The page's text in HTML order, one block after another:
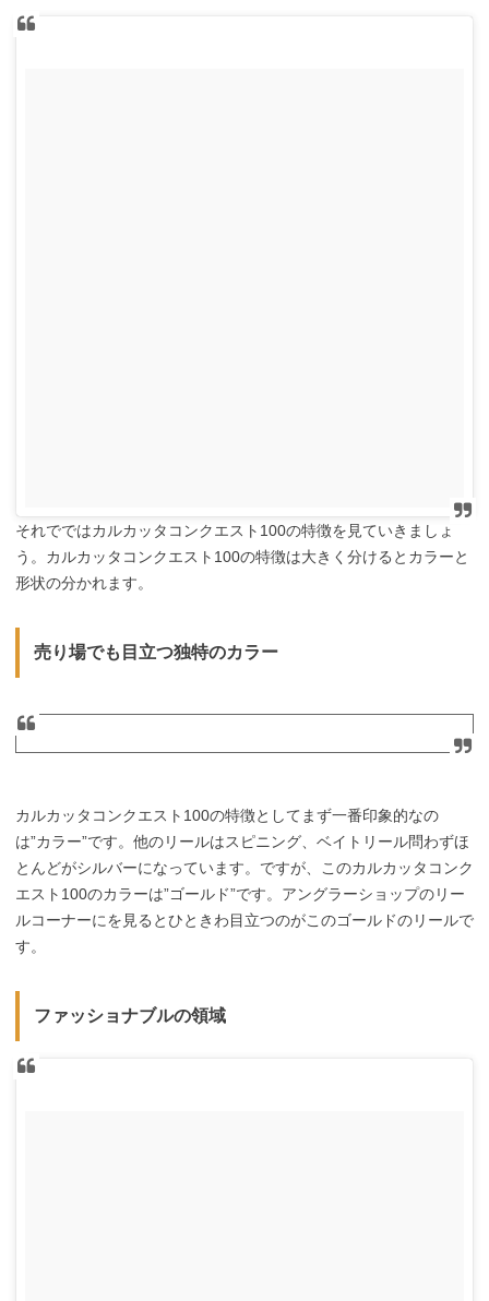
それでではカルカッタコンクエスト100の特徴を見ていきましょ
う。カルカッタコンクエスト100の特徴は大きく分けるとカラーと
形状の分かれます。
売り場でも目立つ独特のカラー
カルカッタコンクエスト100の特徴としてまず一番印象的なの
は”カラー”です。他のリールはスピニング、ベイトリール問わずほ
とんどがシルバーになっています。ですが、このカルカッタコンク
エスト100のカラーは”ゴールド”です。アングラーショップのリー
ルコーナーにを見るとひときわ目立つのがこのゴールドのリールで
す。
ファッショナブルの領域